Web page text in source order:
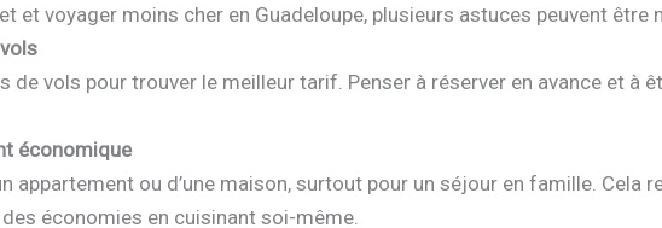
et voyager moins cher en Guadeloupe, plusieurs astuces peuvent être
de vols pour trouver le meilleur tarif. Penser à réserver en avance et à
économique
appartement ou d’une maison, surtout pour un séjour en famille. Cela
économies en cuisinant soi-même.